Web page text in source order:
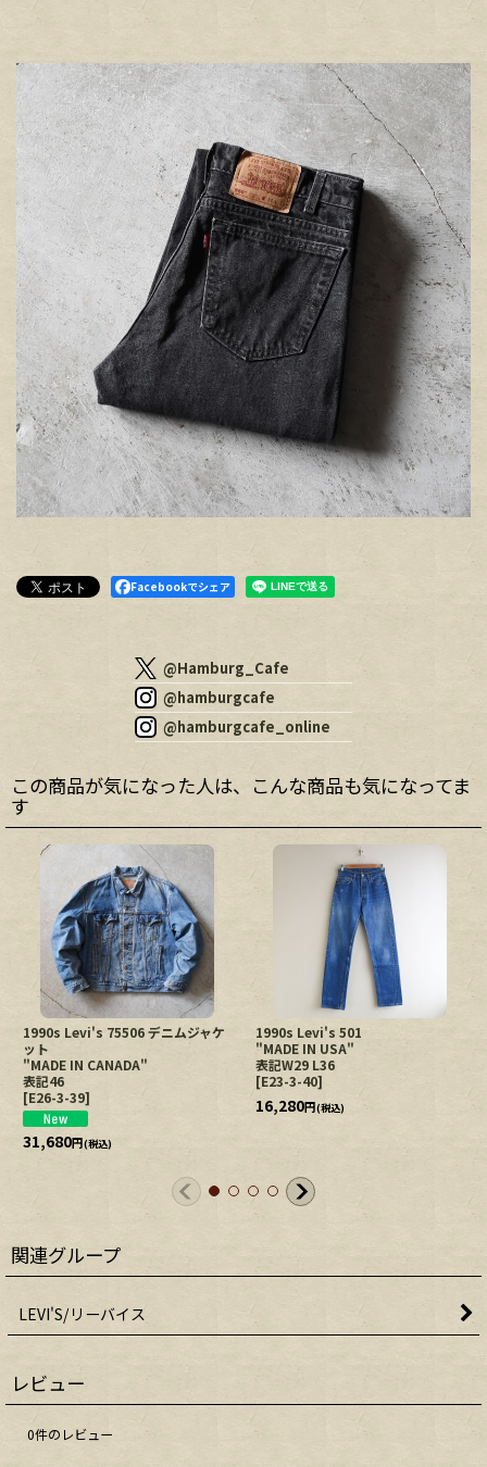
Facebookでシェア
@Hamburg_Cafe
@hamburgcafe
@hamburgcafe_online
この商品が気になった人は、こんな商品も気になってま
す
1990s Levi's 75506 デニムジャケ
ット
"MADE IN CANADA"
表記46
[E26-3-39]
31,680円(税込)
1990s Levi's 501
"MADE IN USA"
表記W29 L36
[E23-3-40]
16,280円(税込)
関連グループ
LEVI'S/リーバイス
レビュー
0件のレビュー